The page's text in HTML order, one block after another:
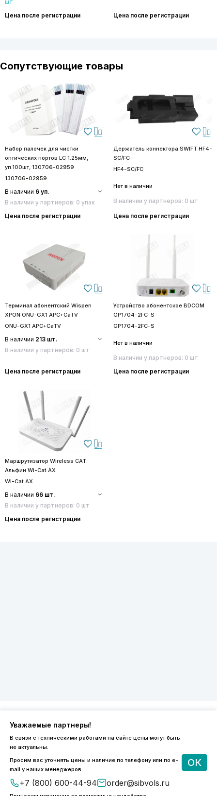
шт
Цена после регистрации
Цена после регистрации
Сопутствующие товары
Набор палочек для чистки
оптических портов LC 1.25мм,
уп.100шт, 130706-02959
130706-02959
В наличии 6 уп.
В наличии у партнеров: 0 упак
Цена после регистрации
Держатель коннектора SWIFT HF4-
SC/FC
HF4-SC/FC
Нет в наличии
В наличии у партнеров: 0 шт
Цена после регистрации
Терминал абонентский Wispen
XPON ONU-GX1 APC+CaTV
ONU-GX1 APC+CaTV
В наличии 213 шт.
В наличии у партнеров: 0 шт
Цена после регистрации
Устройство абонентское BDCOM
GP1704-2FC-S
GP1704-2FC-S
Нет в наличии
В наличии у партнеров: 0 шт
Цена после регистрации
Маршрутизатор Wireless CAT
Альфин Wi-Cat AX
Wi-Cat AX
В наличии 66 шт.
В наличии у партнеров: 0 шт
Цена после регистрации
Уважаемые партнеры!
В связи с техническими работами на сайте цены могут быть
не актуальны.
Просим вас уточнять цены и наличие по телефону или по e-
mail у наших менеджеров
+7 (800) 600-44-94 order@sibvols.ru
ОК
8 (800) 600-44-94
order@sibvols.ru
Каталог
Контакты